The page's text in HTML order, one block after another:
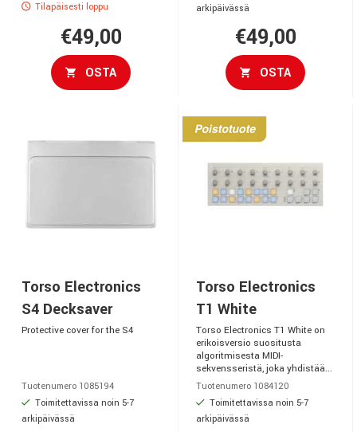
Tilapäisesti loppu
€49,00
OSTA
arkipäivässä
€49,00
OSTA
Torso Electronics
S4 Decksaver
Protective cover for the S4
Tuotenumero 1085194
Toimitettavissa noin 5-7
arkipäivässä
Torso Electronics
T1 White
Torso Electronics T1 White on
erikoisversio suositusta
algoritmisesta MIDI-
sekvensseristä, joka yhdistää...
Tuotenumero 1084120
Toimitettavissa noin 5-7
arkipäivässä